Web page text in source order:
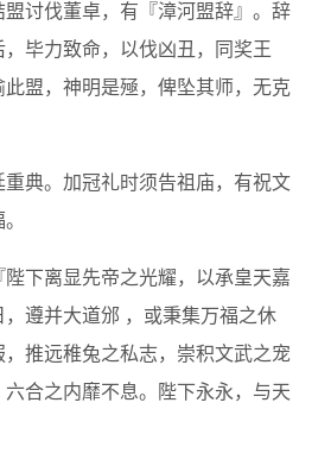
讨伐董卓，有『漳河盟辞』。辞
毕力致命，以伐凶丑，同奖王
盟，神明是殛，俾坠其师，无克
重典。加冠礼时须告祖庙，有祝文
陛下离显先帝之光耀，以承皇天嘉
遵并大道邠 ，或秉集万福之休
推远稚兔之私志，崇积文武之宠
合之内靡不息。陛下永永，与天